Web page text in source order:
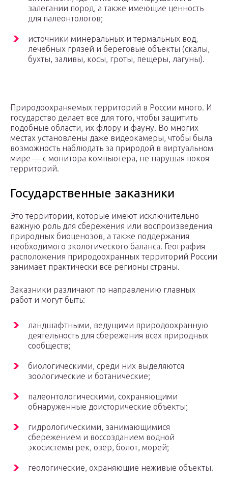
залегании пород, а также имеющие ценность
для палеонтологов;
источники минеральных и термальных вод,
лечебных грязей и береговые объекты (скалы,
бухты, заливы, косы, гроты, пещеры, лагуны).
Природоохраняемых территорий в России много. И
государство делает все для того, чтобы защитить
подобные области, их флору и фауну. Во многих
местах установлены даже видеокамеры, чтобы была
возможность наблюдать за природой в виртуальном
мире — с монитора компьютера, не нарушая покоя
территорий.
Государственные заказники
Это территории, которые имеют исключительно
важную роль для сбережения или воспроизведения
природных биоценозов, а также поддержания
необходимого экологического баланса. География
расположения природоохранных территорий России
занимает практически все регионы страны.
Заказники различают по направлению главных
работ и могут быть:
ландшафтными, ведущими природоохранную
деятельность для сбережения всех природных
сообществ;
биологическими, среди них выделяются
зоологические и ботанические;
палеонтологическими, сохраняющими
обнаруженные доисторические объекты;
гидрологическими, занимающимися
сбережением и воссозданием водной
экосистемы рек, озер, болот, морей;
геологические, охраняющие неживые объекты.